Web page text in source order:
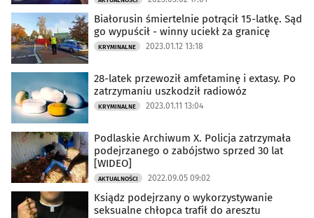
Białorusin śmiertelnie potrącił 15-latkę. Sąd
go wypuścił - winny uciekł za granicę
KRYMINALNE 2023.01.12 13:18
28-latek przewoził amfetaminę i extasy. Po
zatrzymaniu uszkodził radiowóz
KRYMINALNE 2023.01.11 13:04
Podlaskie Archiwum X. Policja zatrzymała
podejrzanego o zabójstwo sprzed 30 lat
[WIDEO]
AKTUALNOŚCI 2022.09.05 09:02
Ksiądz podejrzany o wykorzystywanie
seksualne chłopca trafił do aresztu